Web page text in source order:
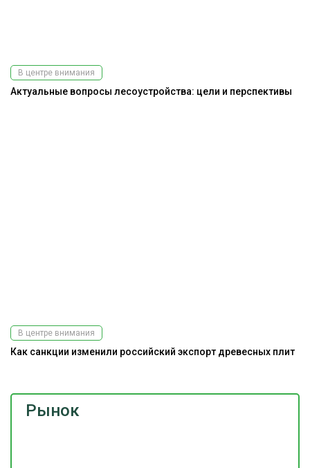
Рынок
В центре внимания
Актуальные вопросы лесоустройства: цели и перспективы
В центре внимания
Как санкции изменили российский экспорт древесных плит